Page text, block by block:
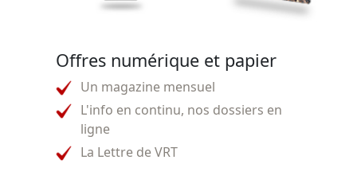
Offres numérique et papier
Un magazine mensuel
L'info en continu, nos dossiers en
ligne
La Lettre de VRT